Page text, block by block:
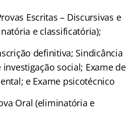
Escritas – Discursivas e
e classificatória);
definitiva; Sindicância
social; Exame de
e Exame psicotécnico
Oral (eliminatória e